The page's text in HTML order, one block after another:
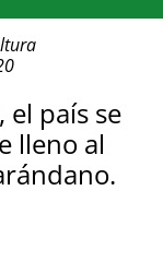
país se
lleno al
.